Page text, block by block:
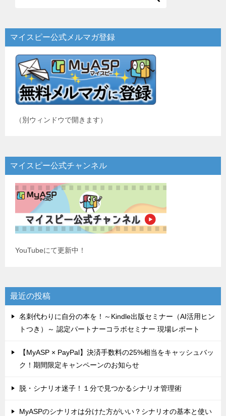
ー
シ
マイスピー公式メルマガ登録
（別ウィンドウで開きます）
マイスピー公式チャンネル
YouTubeにて更新中！
最近の投稿
名刺代わりに自分の本を！～Kindle出版セミナー（AI活用ヒン
トつき）～ 認定パートナーコラボセミナー 現場レポート
【MyASP × PayPal】決済手数料の25%相当をキャッシュバッ
ク！期間限定キャンペーンのお知らせ
脱・シナリオ迷子！１分で見つかるシナリオ管理術
MyASPのシナリオは分けた方がいい？シナリオの基本と使い